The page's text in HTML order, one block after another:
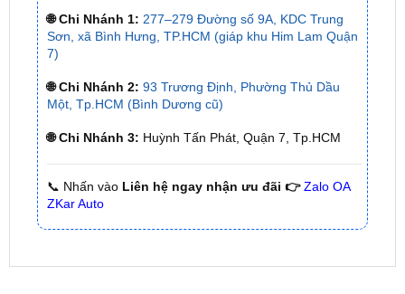
🌐 Chi Nhánh 2: 93 Trương Định, Phường Thủ Dầu
Một, Tp.HCM (Bình Dương cũ)
🌐 Chi Nhánh 3: Huỳnh Tấn Phát, Quận 7, Tp.HCM
📞 Nhấn vàoLiên hệ ngay nhận ưu đãi 👉 Zalo OA
SẢN PHẨM MỚI